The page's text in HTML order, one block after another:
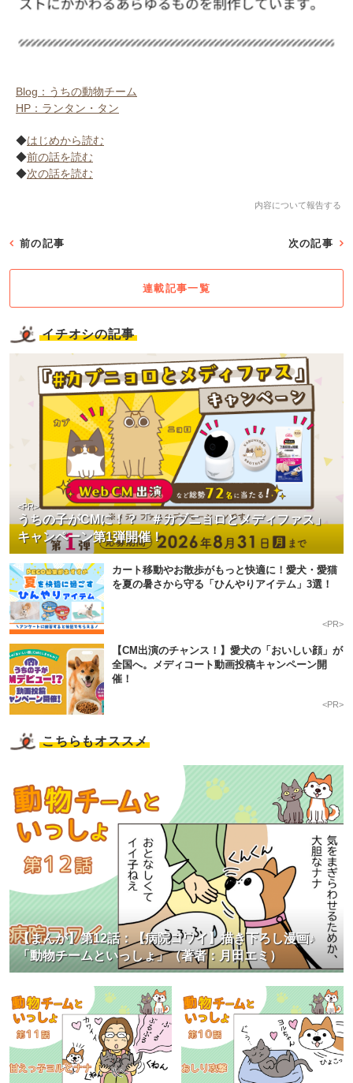
Blog：うちの動物チーム
HP：ランタン・タン
◆はじめから読む
◆前の話を読む
◆次の話を読む
内容について報告する
前の記事 次の記事
連載記事一覧
イチオシの記事
うちの子がCMに！？「＃カブニョロとメディファス」
キャンペーン第1弾開催！
<PR>
カート移動やお散歩がもっと快適に！愛犬・愛猫
を夏の暑さから守る「ひんやりアイテム」3選！
<PR>
【CM出演のチャンス！】愛犬の「おいしい顔」が
全国へ。メディコート動画投稿キャンペーン開
催！
<PR>
こちらもオススメ
【まんが】第12話：【病院コワイ】描き下ろし漫画♪
「動物チームといっしょ」（著者：月田エミ）